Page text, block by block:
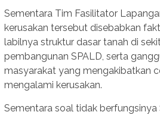
Sementara Tim Fasilitator
kerusakan tersebut disebabkan
labilnya struktur dasar tanah di
pembangunan SPALD, serta
masyarakat yang mengakibatkan
mengalami kerusakan.
Sementara soal tidak berfungsinya